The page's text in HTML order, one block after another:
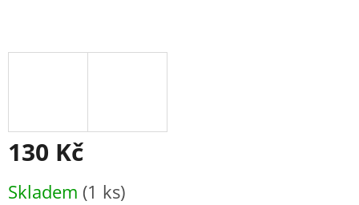
130 Kč
cena:
Skladem (1 ks)